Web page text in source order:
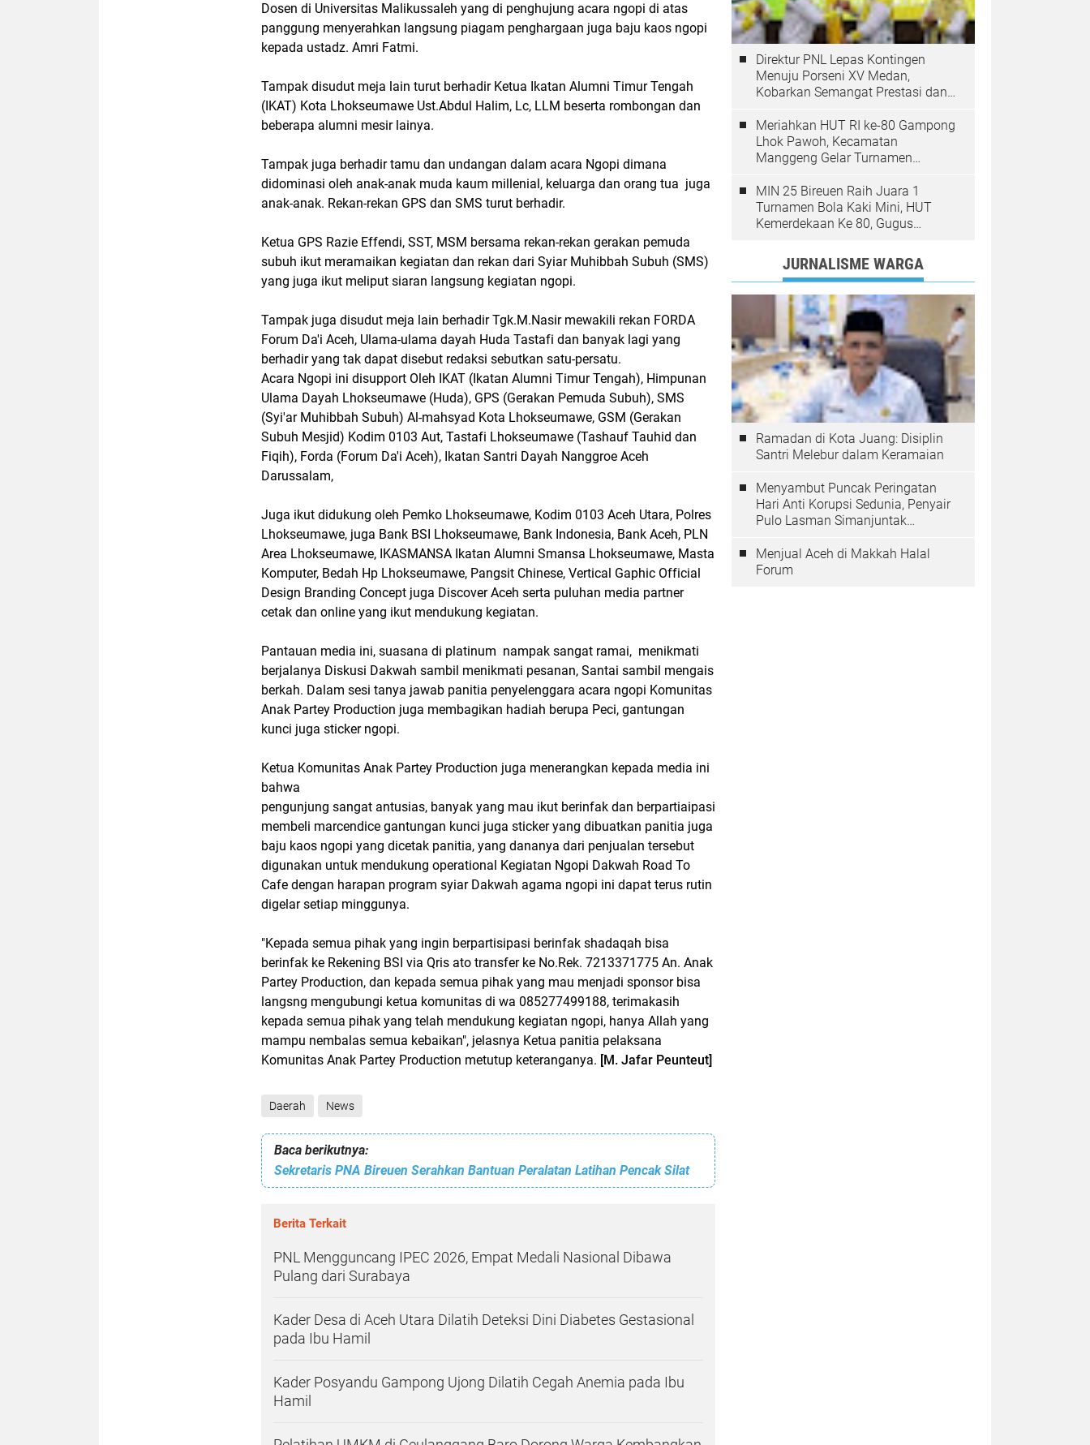
Dosen di Universitas Malikussaleh yang di penghujung acara ngopi di atas
panggung menyerahkan langsung piagam penghargaan juga baju kaos ngopi
kepada ustadz. Amri Fatmi.
Tampak disudut meja lain turut berhadir Ketua Ikatan Alumni Timur Tengah
(IKAT) Kota Lhokseumawe Ust.Abdul Halim, Lc, LLM beserta rombongan dan
beberapa alumni mesir lainya.
Tampak juga berhadir tamu dan undangan dalam acara Ngopi dimana
didominasi oleh anak-anak muda kaum millenial, keluarga dan orang tua juga
anak-anak. Rekan-rekan GPS dan SMS turut berhadir.
Ketua GPS Razie Effendi, SST, MSM bersama rekan-rekan gerakan pemuda
subuh ikut meramaikan kegiatan dan rekan dari Syiar Muhibbah Subuh (SMS)
yang juga ikut meliput siaran langsung kegiatan ngopi.
Tampak juga disudut meja lain berhadir Tgk.M.Nasir mewakili rekan FORDA
Forum Da'i Aceh, Ulama-ulama dayah Huda Tastafi dan banyak lagi yang
berhadir yang tak dapat disebut redaksi sebutkan satu-persatu.
Acara Ngopi ini disupport Oleh IKAT (Ikatan Alumni Timur Tengah), Himpunan
Ulama Dayah Lhokseumawe (Huda), GPS (Gerakan Pemuda Subuh), SMS
(Syi'ar Muhibbah Subuh) Al-mahsyad Kota Lhokseumawe, GSM (Gerakan
Subuh Mesjid) Kodim 0103 Aut, Tastafi Lhokseumawe (Tashauf Tauhid dan
Fiqih), Forda (Forum Da'i Aceh), Ikatan Santri Dayah Nanggroe Aceh
Darussalam,
Juga ikut didukung oleh Pemko Lhokseumawe, Kodim 0103 Aceh Utara, Polres
Lhokseumawe, juga Bank BSI Lhokseumawe, Bank Indonesia, Bank Aceh, PLN
Area Lhokseumawe, IKASMANSA Ikatan Alumni Smansa Lhokseumawe, Masta
Komputer, Bedah Hp Lhokseumawe, Pangsit Chinese, Vertical Gaphic Official
Design Branding Concept juga Discover Aceh serta puluhan media partner
cetak dan online yang ikut mendukung kegiatan.
Pantauan media ini, suasana di platinum nampak sangat ramai, menikmati
berjalanya Diskusi Dakwah sambil menikmati pesanan, Santai sambil mengais
berkah. Dalam sesi tanya jawab panitia penyelenggara acara ngopi Komunitas
Anak Partey Production juga membagikan hadiah berupa Peci, gantungan
kunci juga sticker ngopi.
Ketua Komunitas Anak Partey Production juga menerangkan kepada media ini
bahwa
pengunjung sangat antusias, banyak yang mau ikut berinfak dan berpartiaipasi
membeli marcendice gantungan kunci juga sticker yang dibuatkan panitia juga
baju kaos ngopi yang dicetak panitia, yang dananya dari penjualan tersebut
digunakan untuk mendukung operational Kegiatan Ngopi Dakwah Road To
Cafe dengan harapan program syiar Dakwah agama ngopi ini dapat terus rutin
digelar setiap minggunya.
"Kepada semua pihak yang ingin berpartisipasi berinfak shadaqah bisa
berinfak ke Rekening BSI via Qris ato transfer ke No.Rek. 7213371775 An. Anak
Partey Production, dan kepada semua pihak yang mau menjadi sponsor bisa
langsng mengubungi ketua komunitas di wa 085277499188, terimakasih
kepada semua pihak yang telah mendukung kegiatan ngopi, hanya Allah yang
mampu nembalas semua kebaikan", jelasnya Ketua panitia pelaksana
Komunitas Anak Partey Production metutup keteranganya. [M. Jafar Peunteut]
Daerah News
Baca berikutnya:
Sekretaris PNA Bireuen Serahkan Bantuan Peralatan Latihan Pencak Silat
Berita Terkait
PNL Mengguncang IPEC 2026, Empat Medali Nasional Dibawa
Pulang dari Surabaya
Kader Desa di Aceh Utara Dilatih Deteksi Dini Diabetes Gestasional
pada Ibu Hamil
Kader Posyandu Gampong Ujong Dilatih Cegah Anemia pada Ibu
Hamil
Direktur PNL Lepas Kontingen
Menuju Porseni XV Medan,
Kobarkan Semangat Prestasi dan
Meriahkan HUT RI ke-80 Gampong
Lhok Pawoh, Kecamatan
Manggeng Gelar Turnamen
MIN 25 Bireuen Raih Juara 1
Turnamen Bola Kaki Mini, HUT
Kemerdekaan Ke 80, Gugus
JURNALISME WARGA
Ramadan di Kota Juang: Disiplin
Santri Melebur dalam Keramaian
Menyambut Puncak Peringatan
Hari Anti Korupsi Sedunia, Penyair
Pulo Lasman Simanjuntak
Korupsi di Indonesia
Menjual Aceh di Makkah Halal
Forum